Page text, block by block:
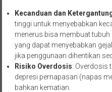
Kecanduan dan
tinggi untuk menyebabkan
menerus bisa membuat tubuh
yang dapat menyebabkan
jika penggunaan dihentikan
Risiko Overdosis: Overdosis
depresi pernapasan (napas
bahkan kematian.